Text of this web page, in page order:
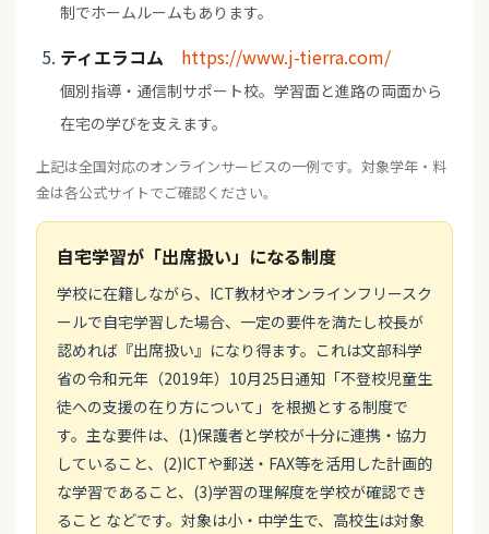
制でホームルームもあります。
ティエラコム https://www.j-tierra.com/
個別指導・通信制サポート校。学習面と進路の両面から
在宅の学びを支えます。
上記は全国対応のオンラインサービスの一例です。対象学年・料
金は各公式サイトでご確認ください。
自宅学習が「出席扱い」になる制度
学校に在籍しながら、ICT教材やオンラインフリースク
ールで自宅学習した場合、一定の要件を満たし校長が
認めれば『出席扱い』になり得ます。これは文部科学
省の令和元年（2019年）10月25日通知「不登校児童生
徒への支援の在り方について」を根拠とする制度で
す。主な要件は、(1)保護者と学校が十分に連携・協力
していること、(2)ICTや郵送・FAX等を活用した計画的
な学習であること、(3)学習の理解度を学校が確認でき
ること などです。対象は小・中学生で、高校生は対象